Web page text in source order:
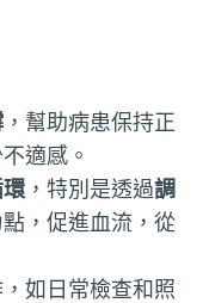
，幫助病患保持正
適感。
，特別是透過調
點，促進血流，從
如日常檢查和照